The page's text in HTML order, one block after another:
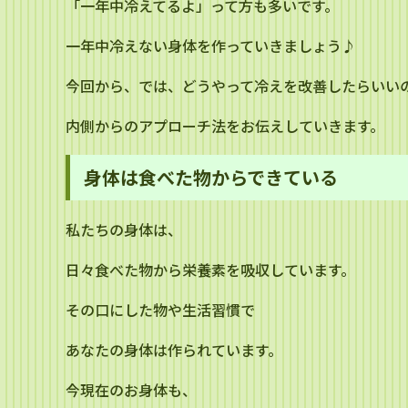
「一年中冷えてるよ」って方も多いです。
一年中冷えない身体を作っていきましょう♪
今回から、では、どうやって冷えを改善したらいい
内側からのアプローチ法をお伝えしていきます。
身体は食べた物からできている
私たちの身体は、
日々食べた物から栄養素を吸収しています。
その口にした物や生活習慣で
あなたの身体は作られています。
今現在のお身体も、